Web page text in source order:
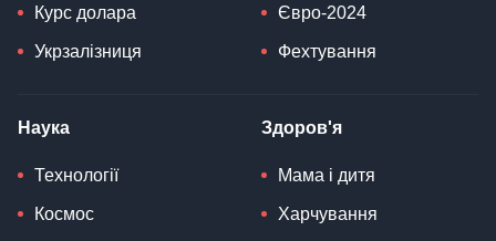
Курс долара
Укрзалізниця
Євро-2024
Фехтування
Наука
Технології
Космос
Здоров'я
Мама і дитя
Харчування